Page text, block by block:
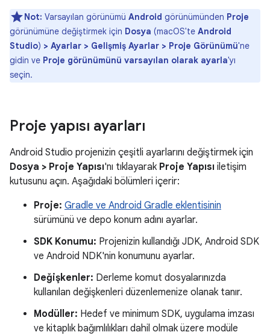
Not: Varsayılan görünümü Android görünümünden Proje
görünümüne değiştirmek için Dosya (macOS'te Android
Studio) > Ayarlar > Gelişmiş Ayarlar > Proje Görünümü'ne
gidin ve Proje görünümünü varsayılan olarak ayarla'yı
seçin.
Proje yapısı ayarları
Android Studio projenizin çeşitli ayarlarını değiştirmek için
Dosya > Proje Yapısı'nı tıklayarak Proje Yapısı iletişim
kutusunu açın. Aşağıdaki bölümleri içerir:
Proje: Gradle ve Android Gradle eklentisinin
sürümünü ve depo konum adını ayarlar.
SDK Konumu: Projenizin kullandığı JDK, Android SDK
ve Android NDK'nin konumunu ayarlar.
Değişkenler: Derleme komut dosyalarınızda
kullanılan değişkenleri düzenlemenize olanak tanır.
Modüller: Hedef ve minimum SDK, uygulama imzası
ve kitaplık bağımlılıkları dahil olmak üzere modüle